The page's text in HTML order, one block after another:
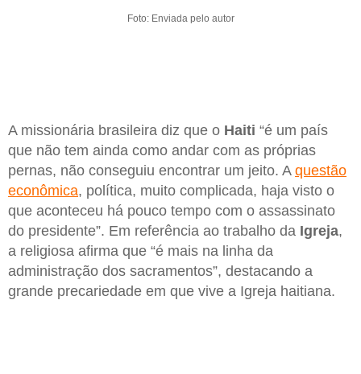
Foto: Enviada pelo autor
A missionária brasileira diz que o Haiti “é um país
que não tem ainda como andar com as próprias
pernas, não conseguiu encontrar um jeito. A questão
econômica, política, muito complicada, haja visto o
que aconteceu há pouco tempo com o assassinato
do presidente”. Em referência ao trabalho da Igreja,
a religiosa afirma que “é mais na linha da
administração dos sacramentos”, destacando a
grande precariedade em que vive a Igreja haitiana.